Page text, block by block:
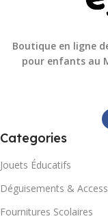
Boutique en ligne
pour enfants au
Categories
Jouets Éducatifs
Déguisements &
Fournitures Scolaires